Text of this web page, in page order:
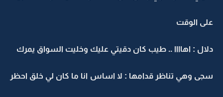
على الوقت
دلال : اهاااا .. طيب كان دقيتي عليك وخليت السواق يمرك
سجى وهي تناظر قدامها : لا اساس انا ما كان لي خلق احظر